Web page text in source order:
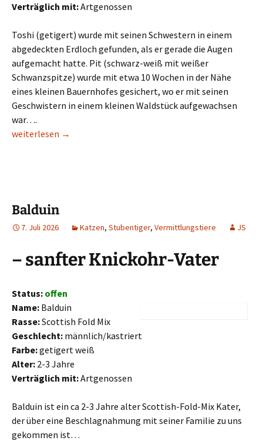
Verträglich mit:Artgenossen
Toshi (getigert) wurde mit seinen Schwestern in einem
abgedeckten Erdloch gefunden, als er gerade die Augen
aufgemacht hatte. Pit (schwarz-weiß mit weißer
Schwanzspitze) wurde mit etwa 10 Wochen in der Nähe
eines kleinen Bauernhofes gesichert, wo er mit seinen
Geschwistern in einem kleinen Waldstück aufgewachsen
war….
Toshi & Pit
weiterlesen →
Balduin
7. Juli 2026 Katzen, Stubentiger, Vermittlungstiere JS
– sanfter Knickohr-Vater
Status: offen
Name: Balduin
Rasse:Scottish Fold Mix
Geschlecht: männlich/kastriert
Farbe:getigert weiß
Alter: 2-3 Jahre
Verträglich mit:Artgenossen
Balduin ist ein ca 2-3 Jahre alter Scottish-Fold-Mix Kater,
der über eine Beschlagnahmung mit seiner Familie zu uns
gekommen ist…